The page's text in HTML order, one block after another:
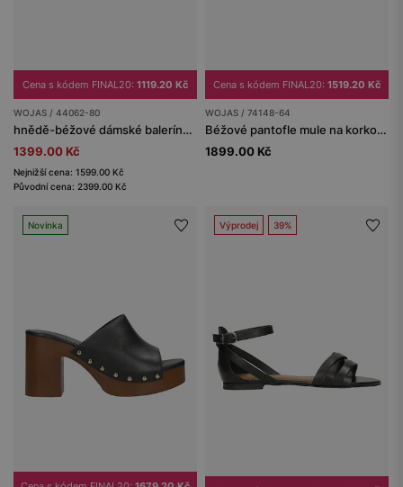
Cena s kódem FINAL20: 1119.20 Kč
WOJAS / 44062-80
hnědě-béžové dámské balerínky z pleteniny
1399.00 Kč
Nejnižší cena: 1599.00 Kč
Původní cena: 2399.00 Kč
Cena s kódem FINAL20: 1519.20 Kč
WOJAS / 74148-64
Béžové pantofle mule na korkové podrážce
1899.00 Kč
Novinka Výprodej 39%